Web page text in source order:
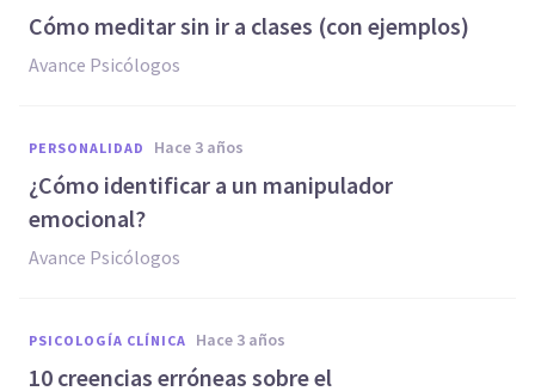
Cómo meditar sin ir a clases (con ejemplos)
Avance Psicólogos
PERSONALIDAD hace 3 años
¿Cómo identificar a un manipulador
emocional?
Avance Psicólogos
PSICOLOGÍA CLÍNICA hace 3 años
10 creencias erróneas sobre el